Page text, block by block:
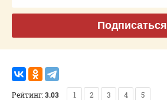
Подписаться
Рейтинг:3.03 1 2 3 4 5